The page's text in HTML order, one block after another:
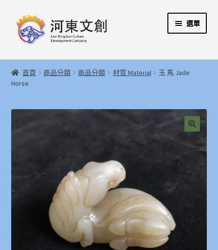
跳
至
跳
至
容
選單
首頁
河東文創開發股份有限公司
選
單
河東堂獅子博物館
展
開
子
Weglot switcher
首頁 商品分類 商品分類 材質 Material
玉 馬 Jade
Horse